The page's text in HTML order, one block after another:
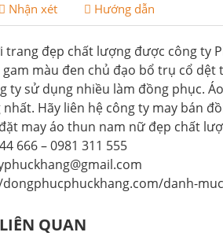
Nhận xét Hướng dẫn
đẹp chất lượng được công ty
gam màu đen chủ đạo bổ trụ cổ
ty sử dụng nhiều làm đồng phục.
Hãy liên hệ công ty may bán
may áo thun nam nữ đẹp chất
666 – 0981 311 555
danh-
QUAN